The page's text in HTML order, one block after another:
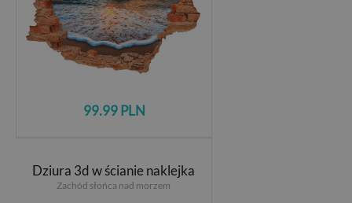
99.99 PLN
Dziura 3d w ścianie naklejka
Zachód słońca nad morzem